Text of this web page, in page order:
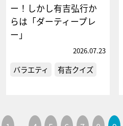
ー！しかし有吉弘行か
らは「ダーティープレ
ー」
2026.07.23
バラエティ 有吉クイズ